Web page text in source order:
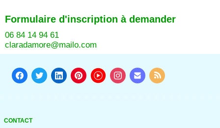
Formulaire d'inscription à demander
06 84 14 94 61
claradamore@mailo.com
CONTACT